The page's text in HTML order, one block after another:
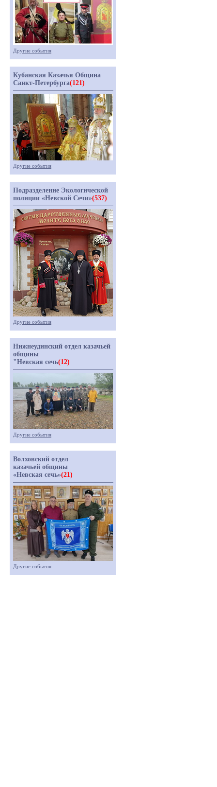
Другие события
Кубанская Казачья Община
Санкт-Петербурга(121)
Другие события
Подразделение Экологической
полиции «Невской Сечи»(537)
Другие события
Нижнеудинский отдел казачьей
общины
"Невская сечь(12)
Другие события
Волховский отдел
казачьей общины
«Невская сечь»(21)
Другие события